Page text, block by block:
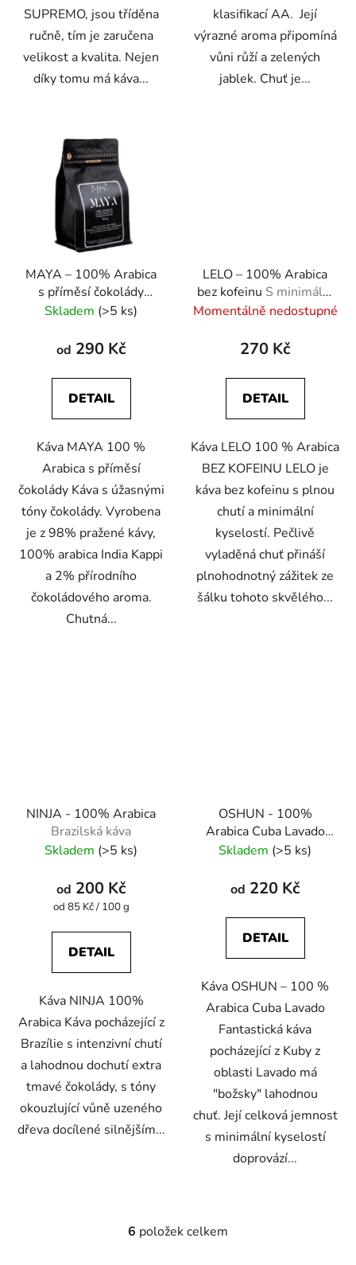
SUPREMO, jsou tříděna
ručně, tím je zaručena
velikost a kvalita. Nejen
díky tomu má káva...
klasifikací AA. Její
výrazné aroma připomíná
vůni růží a zelených
jablek. Chuť je...
MAYA – 100% Arabica
s příměsí čokolády
Přírodní čokoládové
Skladem (>5 ks)
od 290 Kč
DETAIL
Káva MAYA 100 %
Arabica s příměsí
čokolády Káva s úžasnými
tóny čokolády. Vyrobena
je z 98% pražené kávy,
100% arabica India Kappi
a 2% přírodního
čokoládového aroma.
Chutná...
LELO – 100% Arabica
bez kofeinu S minimální
kyselostí
Momentálně nedostupné
270 Kč
DETAIL
Káva LELO 100 % Arabica
BEZ KOFEINU LELO je
káva bez kofeinu s plnou
chutí a minimální
kyselostí. Pečlivě
vyladěná chuť přináší
plnohodnotný zážitek ze
šálku tohoto skvělého...
NINJA - 100% Arabica
Brazilská káva
Skladem (>5 ks)
od 200 Kč
Měrná
od 85 Kč / 100 g
DETAIL
Káva NINJA 100%
Arabica Káva pocházející z
Brazílie s intenzivní chutí
a lahodnou dochutí extra
tmavé čokolády, s tóny
okouzlující vůně uzeného
dřeva docílené silnějším...
OSHUN - 100%
Arabica Cuba Lavado
Hedvábně jemná káva
Skladem (>5 ks)
od 220 Kč
DETAIL
Káva OSHUN – 100 %
Arabica Cuba Lavado
Fantastická káva
pocházející z Kuby z
oblasti Lavado má
"božsky" lahodnou
chuť. Její celková jemnost
s minimální kyselostí
doprovází...
O
6 položek celkem